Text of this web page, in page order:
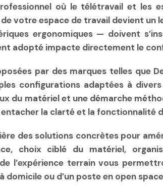
où le télétravail et les
votre espace de travail devient
ergonomiques — doivent
adopté impacte directement le
par des marques telles que
configurations adaptées à
du matériel et une démarche
la clarté et la fonctionnalité
des solutions concrètes pour
choix ciblé du matériel,
l’expérience terrain vous
domicile ou d’un poste en open